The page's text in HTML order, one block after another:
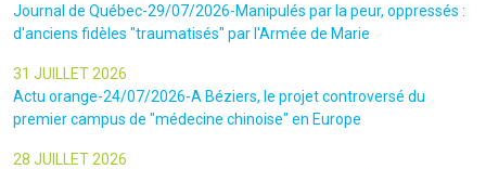
Journal de Québec-29/07/2026-Manipulés par la peur, oppressés :
d'anciens fidèles "traumatisés" par l'Armée de Marie
31 JUILLET 2026
Actu orange-24/07/2026-A Béziers, le projet controversé du
premier campus de "médecine chinoise" en Europe
28 JUILLET 2026